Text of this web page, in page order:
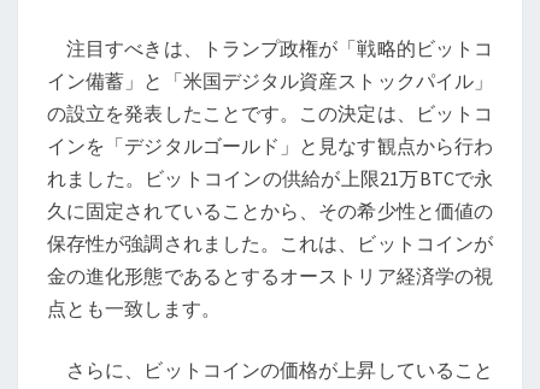
仮
想
貨
の
未
来
に
向
た
注目すべきは、トランプ政権が「戦略的ビットコ
イン備蓄」と「米国デジタル資産ストックパイル」
の設立を発表したことです。この決定は、ビットコ
インを「デジタルゴールド」と見なす観点から行わ
れました。ビットコインの供給が上限21万BTCで永
久に固定されていることから、その希少性と価値の
保存性が強調されました。これは、ビットコインが
金の進化形態であるとするオーストリア経済学の視
点とも一致します。
さらに、ビットコインの価格が上昇していること